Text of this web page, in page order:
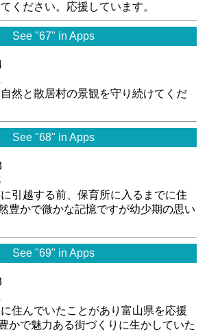
ください。応援しています。
See "67" in Apps
然と散居村の景観を守り続けてくだ
See "68" in Apps
引越する前、保育所に入るまでに住
豊かで微かな記憶ですが幼少期の思い
See "69" in Apps
住んでいたことがあり富山県を応援
かで魅力ある街づくりに生かしていた